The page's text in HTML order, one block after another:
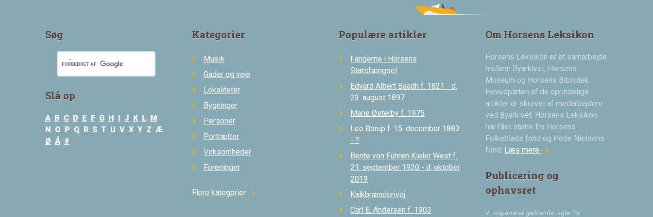
Søg
Slå op
A B C D E F G H J K L M
N
O P Q R S T U V X Y Z Æ
Ø Å #
Kategorier
Musik
Gader og veje
Lokaliteter
Bygninger
Personer
Portrætter
Virksomheder
Foreninger
Flere kategorier chevron_right
Populære artikler
Fangerne i Horsens
Statsfængsel
Edvard Albert Baadh f. 1821 - d.
23. august 1897
Marie Østerby f. 1975
Leo Borup f. 15. december 1883
- ?
Bente von Führen Kieler West f.
21. september 1920 - d. oktober
2019
Kalkbrænderivej
Carl E. Andersen f. 1903
Om Horsens Leksikon
Horsens Leksikon er et samarbejde
mellem Byarkivet, Horsens
Museum og Horsens Bibliotek.
Hovedparten af de oprindelige
artikler er skrevet af medarbejdere
ved Byarkivet. Horsens Leksikon
har fået støtte fra Horsens
Folkeblads fond og Hede Nielsens
fond. Læs mere chevron_right
Publicering og
ophavsret
Vi respekterer gældende regler for